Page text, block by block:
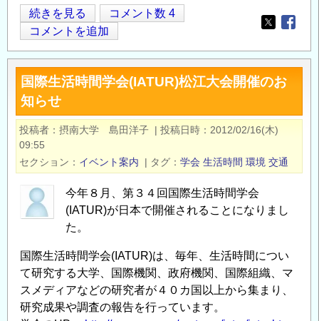
空
頭
防
護
の
設
計
に
つ
い
て
教
下
さ
い
の
続きを見る
コメント数 4
コメントを追加
Opens in
国際生活時間学会(IATUR)松江大会開催のお
知らせ
投稿者 摂南大学 島田洋子 | 投稿日時
2012/02/16(木)
09:55
セクション
イベント案内 | タグ 学会 生活時間 環境 交通
今年８月、第３４回国際生活時間学会
(IATUR)が日本で開催されることになりまし
た。
国際生活時間学会(IATUR)は、毎年、生活時間につい
て研究する大学、国際機関、政府機関、国際組織、マ
スメディアなどの研究者が４０カ国以上から集まり、
研究成果や調査の報告を行っています。